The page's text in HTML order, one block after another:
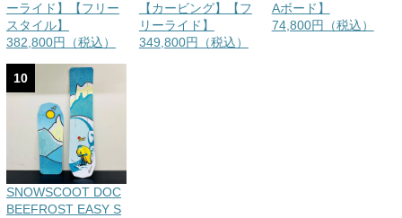
ーライド】【フリー
スタイル】
382,800円（税込）
【カービング】【フ
リーライド】
349,800円（税込）
Aボード】
74,800円（税込）
10
SNOWSCOOT DOC
BEEFROST EASY S